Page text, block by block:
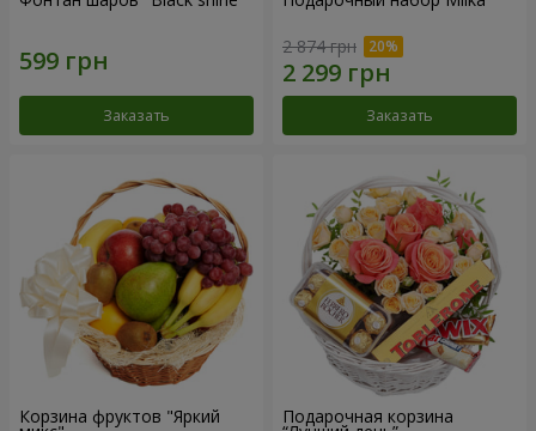
Заказать
2 874 грн
Заказать
Корзина фруктов "Яркий Подарочная корзина